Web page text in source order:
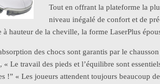
Tout en offrant la plateforme la
niveau inégalé de confort et de
à hauteur de la cheville, la forme LaserPlus
des chocs sont garantis par le
« Le travail des pieds et l’équilibre sont
!” « Les joueurs attendent toujours beaucoup